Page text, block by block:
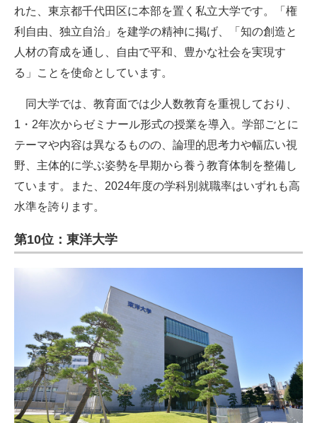
れた、東京都千代田区に本部を置く私立大学です。「権
利自由、独立自治」を建学の精神に掲げ、「知の創造と
人材の育成を通し、自由で平和、豊かな社会を実現す
る」ことを使命としています。
同大学では、教育面では少人数教育を重視しており、
1・2年次からゼミナール形式の授業を導入。学部ごとに
テーマや内容は異なるものの、論理的思考力や幅広い視
野、主体的に学ぶ姿勢を早期から養う教育体制を整備し
ています。また、2024年度の学科別就職率はいずれも高
水準を誇ります。
第10位：東洋大学